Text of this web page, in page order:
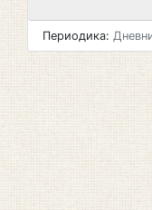
Периодика: